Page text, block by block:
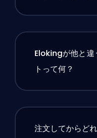
Elokingが他と違
トって何？
注文してからど